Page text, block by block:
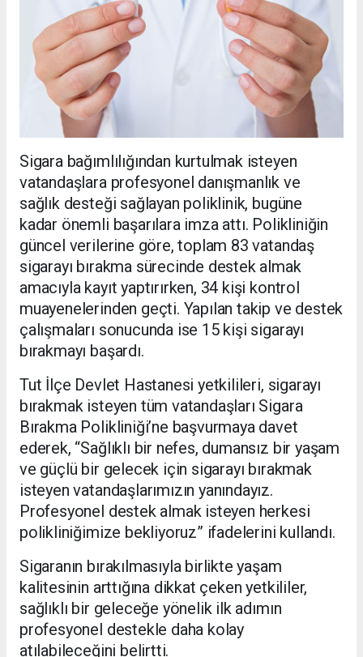
Sigara bağımlılığından kurtulmak isteyen
vatandaşlara profesyonel danışmanlık ve
sağlık desteği sağlayan poliklinik, bugüne
kadar önemli başarılara imza attı. Polikliniğin
güncel verilerine göre, toplam 83 vatandaş
sigarayı bırakma sürecinde destek almak
amacıyla kayıt yaptırırken, 34 kişi kontrol
muayenelerinden geçti. Yapılan takip ve destek
çalışmaları sonucunda ise 15 kişi sigarayı
bırakmayı başardı.
Tut İlçe Devlet Hastanesi yetkilileri, sigarayı
bırakmak isteyen tüm vatandaşları Sigara
Bırakma Polikliniği’ne başvurmaya davet
ederek, “Sağlıklı bir nefes, dumansız bir yaşam
ve güçlü bir gelecek için sigarayı bırakmak
isteyen vatandaşlarımızın yanındayız.
Profesyonel destek almak isteyen herkesi
polikliniğimize bekliyoruz” ifadelerini kullandı.
Sigaranın bırakılmasıyla birlikte yaşam
kalitesinin arttığına dikkat çeken yetkililer,
sağlıklı bir geleceğe yönelik ilk adımın
profesyonel destekle daha kolay
atılabileceğini belirtti.